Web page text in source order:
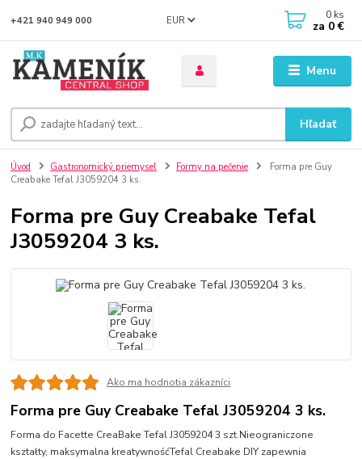
Menu
EUR
Hľadať
+421 940 949 000 0 ks
za 0 €
Úvod Gastronomický priemysel Formy na pečenie
Forma pre Guy
Creabake Tefal J3059204 3 ks.
Forma pre Guy Creabake Tefal
J3059204 3 ks.
Ako ma hodnotia zákazníci
Forma pre Guy Creabake Tefal J3059204 3 ks.
Forma do Facette CreaBake Tefal J3059204 3 szt.Nieograniczone
kształty, maksymalna kreatywnośćTefal Creabake DIY zapewnia